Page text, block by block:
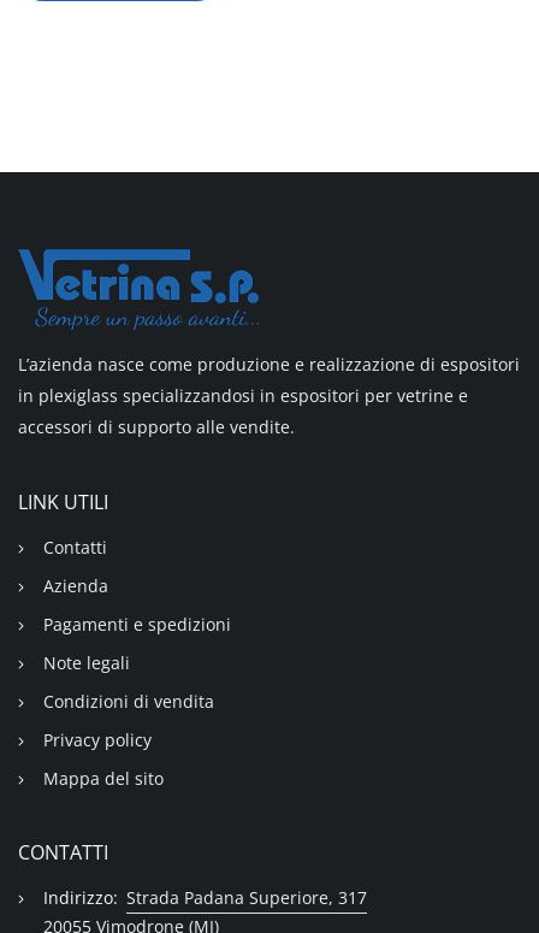
L’azienda nasce come produzione e realizzazione di espositori
in plexiglass specializzandosi in espositori per vetrine e
accessori di supporto alle vendite.
LINK UTILI
Contatti
Azienda
Pagamenti e spedizioni
Note legali
Condizioni di vendita
Privacy policy
Mappa del sito
CONTATTI
Indirizzo: Strada Padana Superiore, 317
20055 Vimodrone (MI)